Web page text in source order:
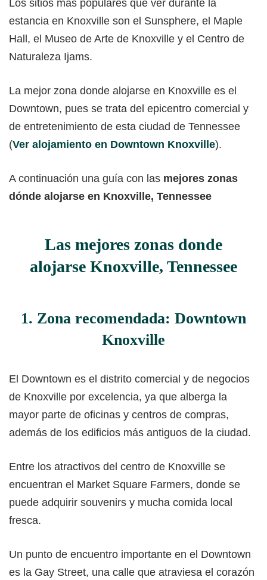
Los sitios más populares que ver durante la
estancia en Knoxville son el Sunsphere, el Maple
Hall, el Museo de Arte de Knoxville y el Centro de
Naturaleza Ijams.
La mejor zona donde alojarse en Knoxville es el
Downtown, pues se trata del epicentro comercial y
de entretenimiento de esta ciudad de Tennessee
(Ver alojamiento en Downtown Knoxville).
A continuación una guía con las mejores zonas
dónde alojarse en Knoxville, Tennessee
Las mejores zonas donde
alojarse Knoxville, Tennessee
1. Zona recomendada: Downtown
Knoxville
El Downtown es el distrito comercial y de negocios
de Knoxville por excelencia, ya que alberga la
mayor parte de oficinas y centros de compras,
además de los edificios más antiguos de la ciudad.
Entre los atractivos del centro de Knoxville se
encuentran el Market Square Farmers, donde se
puede adquirir souvenirs y mucha comida local
fresca.
Un punto de encuentro importante en el Downtown
es la Gay Street, una calle que atraviesa el corazón